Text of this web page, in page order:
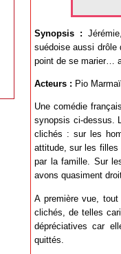
Synopsis :
suédoise aussi drôle
point de se marier…
Acteurs : Pio
Une comédie
synopsis ci-dessus.
clichés : sur les
attitude, sur les filles
par la famille. Sur
avons quasiment
A première vue,
clichés, de telles
dépréciatives car
quittés.